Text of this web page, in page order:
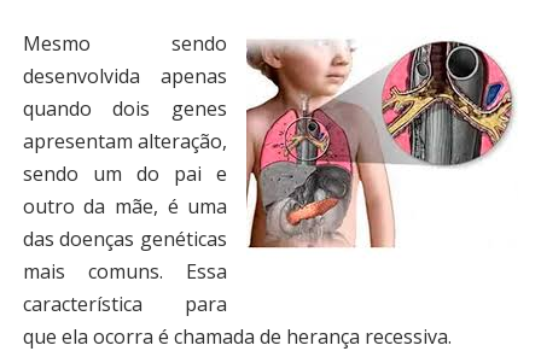
Mesmo sendo
desenvolvida apenas
quando dois genes
apresentam alteração,
sendo um do pai e
outro da mãe, é uma
das doenças genéticas
mais comuns. Essa
característica para
que ela ocorra é chamada de herança recessiva.